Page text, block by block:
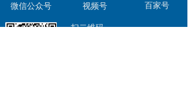
微信公众号 视频号 百家号
扫二维码